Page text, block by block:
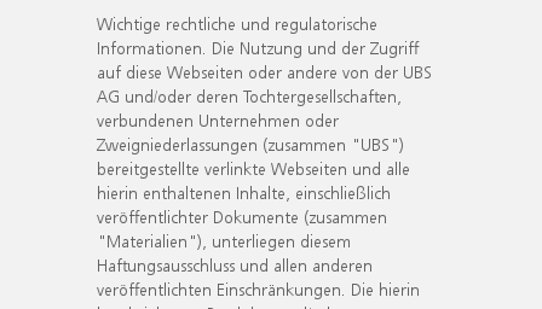
Wichtige rechtliche und regulatorische
Informationen. Die Nutzung und der Zugriff
auf diese Webseiten oder andere von der UBS
AG und/oder deren Tochtergesellschaften,
verbundenen Unternehmen oder
Zweigniederlassungen (zusammen "UBS")
bereitgestellte verlinkte Webseiten und alle
hierin enthaltenen Inhalte, einschließlich
veröffentlichter Dokumente (zusammen
"Materialien"), unterliegen diesem
Haftungsausschluss und allen anderen
veröffentlichten Einschränkungen. Die hierin